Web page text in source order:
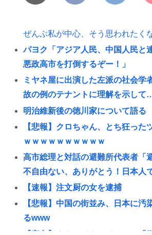
ぜんぶ私が中心、そう思われたく
パヨク「アジア人民、中国人民と
悪政高市を打倒するぞー！」
ミヤネ屋に出演した左派の社会学
故の例のテナントに理解を示し
明治維新後の徳川家について語る
【悲報】クロちゃん、とち狂った
ｗｗｗｗｗｗｗｗｗｗ
高市総理と対話の避難所代表者「
不自由ない、ありがとう！日本人
【速報】注文厨の女を逮捕
【悲報】中国の街並み、日本に汚
るwww